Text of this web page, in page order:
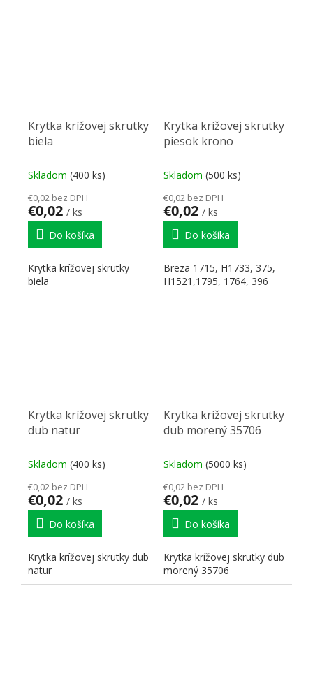
Krytka krížovej skrutky
biela
Skladom (400 ks)
€0,02 bez DPH
€0,02 / ks
Do košíka
Krytka krížovej skrutky
biela
Krytka krížovej skrutky
piesok krono
Skladom (500 ks)
€0,02 bez DPH
€0,02 / ks
Do košíka
Breza 1715, H1733, 375,
H1521,1795, 1764, 396
Krytka krížovej skrutky
dub natur
Skladom (400 ks)
€0,02 bez DPH
€0,02 / ks
Do košíka
Krytka krížovej skrutky dub
natur
Krytka krížovej skrutky
dub morený 35706
Skladom (5000 ks)
€0,02 bez DPH
€0,02 / ks
Do košíka
Krytka krížovej skrutky dub
morený 35706